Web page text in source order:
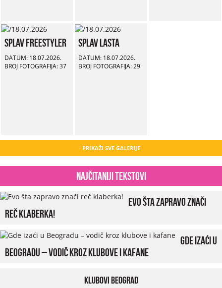
Splav Freestyler
DATUM: 18.07.2026.
BROJ FOTOGRAFIJA: 37
Splav Lasta
DATUM: 18.07.2026.
BROJ FOTOGRAFIJA: 29
PRIKAŽI SVE GALERIJE
Najčitaniji tekstovi
Evo šta zapravo znači
reč klaberka!
Gde izaći u
Beogradu – vodič kroz klubove i kafane
Klubovi Beograd